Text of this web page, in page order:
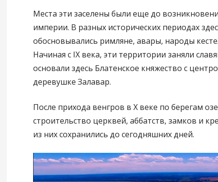
Места эти заселены были еще до
империи. В разных исторических периодах
обосновывались римляне, авары, народы
Начиная с IX века, эти территории заняли
основали здесь Блатенское княжество с
деревушке Залавар.
После прихода венгров в X веке по берегам
строительство церквей, аббатств, замков и
из них сохранились до сегодняшних дней.